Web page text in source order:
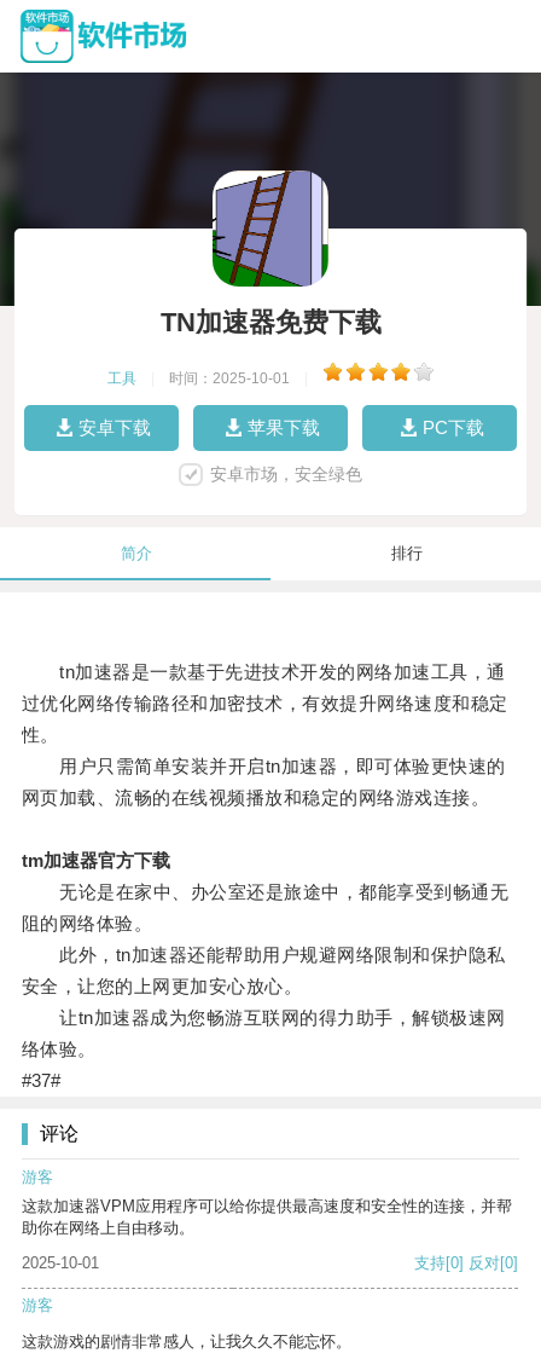
TN加速器免费下载
工具 时间：2025-10-01
安卓下载 苹果下载 PC下载
安卓市场，安全绿色
简介 排行
tn加速器是一款基于先进技术开发的网络加速工具，通
过优化网络传输路径和加密技术，有效提升网络速度和稳定
性。
用户只需简单安装并开启tn加速器，即可体验更快速的
网页加载、流畅的在线视频播放和稳定的网络游戏连接。
tm加速器官方下载
无论是在家中、办公室还是旅途中，都能享受到畅通无
阻的网络体验。
此外，tn加速器还能帮助用户规避网络限制和保护隐私
安全，让您的上网更加安心放心。
让tn加速器成为您畅游互联网的得力助手，解锁极速网
络体验。
#37#
评论
游客
这款加速器VPM应用程序可以给你提供最高速度和安全性的连接，并帮
助你在网络上自由移动。
2025-10-01
支持[0] 反对[0]
游客
这款游戏的剧情非常感人，让我久久不能忘怀。